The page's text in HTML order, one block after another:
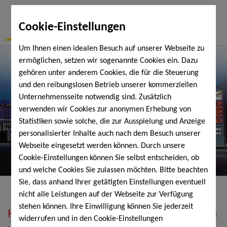
Cookie-Einstellungen
Um Ihnen einen idealen Besuch auf unserer Webseite zu
ermöglichen, setzen wir sogenannte Cookies ein. Dazu
gehören unter anderem Cookies, die für die Steuerung
und den reibungslosen Betrieb unserer kommerziellen
Unternehmensseite notwendig sind. Zusätzlich
verwenden wir Cookies zur anonymen Erhebung von
Statistiken sowie solche, die zur Ausspielung und Anzeige
personalisierter Inhalte auch nach dem Besuch unserer
Webseite eingesetzt werden können. Durch unsere
Cookie-Einstellungen können Sie selbst entscheiden, ob
und welche Cookies Sie zulassen möchten. Bitte beachten
Sie, dass anhand Ihrer getätigten Einstellungen eventuell
nicht alle Leistungen auf der Webseite zur Verfügung
stehen können. Ihre Einwilligung können Sie jederzeit
widerrufen und in den Cookie-Einstellungen
Heizöl, Diesel, Schmierstoffe, Holzpellets